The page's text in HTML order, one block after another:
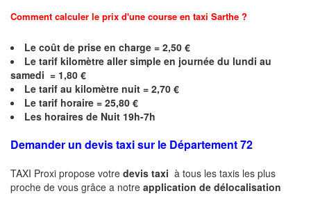
Comment calculer le prix d'une course en taxi Sarthe ?
Le coût de prise en charge = 2,50 €
Le tarif kilomètre aller simple en journée du lundi au
samedi = 1,80 €
Le tarif au kilomètre nuit = 2,70 €
Le tarif horaire = 25,80 €
Les horaires de Nuit 19h-7h
Demander un devis taxi sur le Département 72
TAXI Proxi propose votre devis taxi à tous les taxis les plus
proche de vous grâce a notre application de délocalisation